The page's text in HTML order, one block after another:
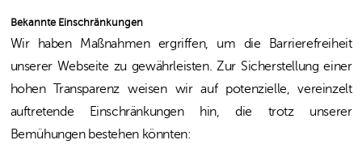
Bekannte Einschränkungen
Wir haben Maßnahmen ergriffen, um die Barrierefreiheit
unserer Webseite zu gewährleisten. Zur Sicherstellung einer
hohen Transparenz weisen wir auf potenzielle, vereinzelt
auftretende Einschränkungen hin, die trotz unserer
Bemühungen bestehen könnten: